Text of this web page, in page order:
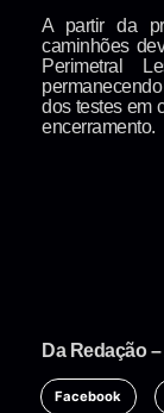
A partir da
caminhões
Perimetral
dos testes em
encerramento.
Da Redação
Facebook